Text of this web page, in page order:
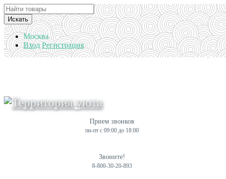
Искать
Москва
Вход Регистрация
Прием звонков
пн-пт с 09:00 до 18:00
Звоните!
8-800-30-20-893